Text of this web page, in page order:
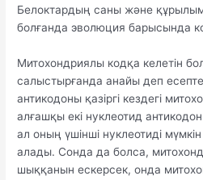
Белоктардың саны және
болғанда эволюция барысында
Митохондриялы кодқа келетін
салыстырғанда анайы деп
антикодоны қазіргі кездегі
алғашқы екі нуклеотид
ал оның үшінші нуклеотиді
алады. Сонда да болса,
шыққанын ескерсек, онда